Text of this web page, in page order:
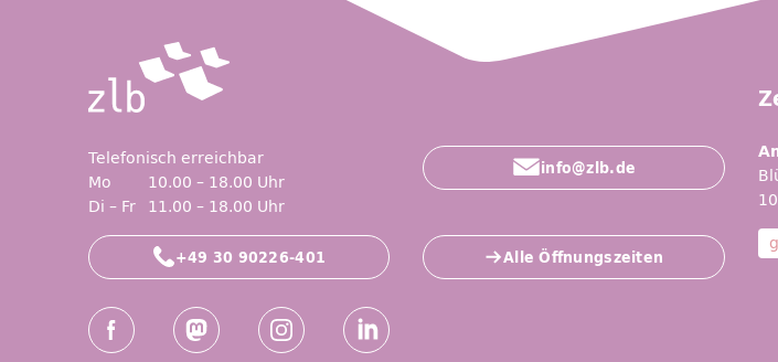
Telefonisch erreichbar
Mo
10.00 – 18.00 Uhr
Di – Fr 11.00 – 18.00 Uhr
info@zlb.de
+49 30 90226-401 Alle Öffnungszeiten
Social-Media Kanäle der ZLB